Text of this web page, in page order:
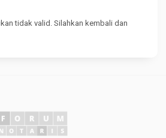
tidak valid. Silahkan kembali dan